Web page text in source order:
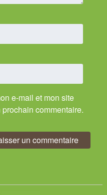
e-mail et mon site
commentaire.